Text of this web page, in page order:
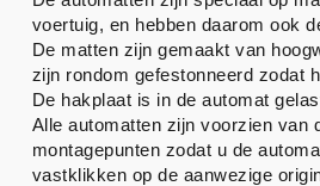
voertuig, en hebben daarom ook
De matten zijn gemaakt van
zijn rondom gefestonneerd zodat
De hakplaat is in de automat
Alle automatten zijn voorzien van
montagepunten zodat u de
vastklikken op de aanwezige